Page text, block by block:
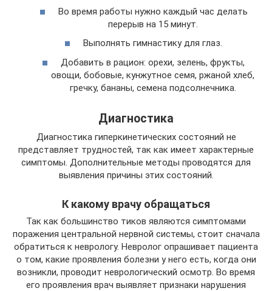
Во время работы нужно каждый час делать
перерыв на 15 минут.
Выполнять гимнастику для глаз.
Добавить в рацион: орехи, зелень, фрукты,
овощи, бобовые, кунжутное семя, ржаной хлеб,
гречку, бананы, семена подсолнечника.
Диагностика
Диагностика гиперкинетических состояний не
представляет трудностей, так как имеет характерные
симптомы. Дополнительные методы проводятся для
выявления причины этих состояний.
К какому врачу обращаться
Так как большинство тиков являются симптомами
поражения центральной нервной системы, стоит сначала
обратиться к неврологу. Невролог опрашивает пациента
о том, какие проявления болезни у него есть, когда они
возникли, проводит неврологический осмотр. Во время
его проявления врач выявляет признаки нарушения